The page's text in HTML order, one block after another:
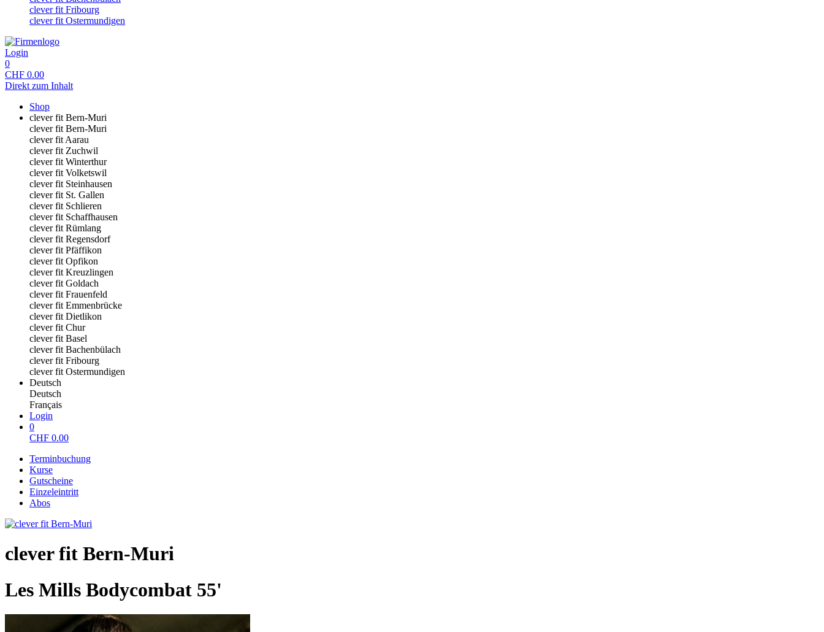
clever fit Fribourg
clever fit Ostermundigen
Login
0
CHF 0.00
Direkt zum Inhalt
Shop
clever fit Bern-Muri
clever fit Bern-Muri
clever fit Aarau
clever fit Zuchwil
clever fit Winterthur
clever fit Volketswil
clever fit Steinhausen
clever fit St. Gallen
clever fit Schlieren
clever fit Schaffhausen
clever fit Rümlang
clever fit Regensdorf
clever fit Pfäffikon
clever fit Opfikon
clever fit Kreuzlingen
clever fit Goldach
clever fit Frauenfeld
clever fit Emmenbrücke
clever fit Dietlikon
clever fit Chur
clever fit Basel
clever fit Bachenbülach
clever fit Fribourg
clever fit Ostermundigen
Deutsch
Deutsch
Français
Login
0
CHF 0.00
Terminbuchung
Kurse
Gutscheine
Einzeleintritt
Abos
clever fit Bern-Muri
Les Mills Bodycombat 55'